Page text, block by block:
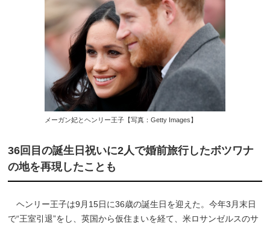
メーガン妃とヘンリー王子【写真：Getty Images】
36回目の誕生日祝いに2人で婚前旅行したボツワナ
の地を再現したことも
ヘンリー王子は9月15日に36歳の誕生日を迎えた。今年3月末日
で“王室引退”をし、英国から仮住まいを経て、米ロサンゼルスのサ